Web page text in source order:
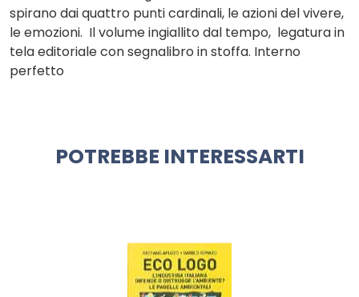
spirano dai quattro punti cardinali, le azioni del vivere,
le emozioni. Il volume ingiallito dal tempo, legatura in
tela editoriale con segnalibro in stoffa. Interno
perfetto
POTREBBE INTERESSARTI